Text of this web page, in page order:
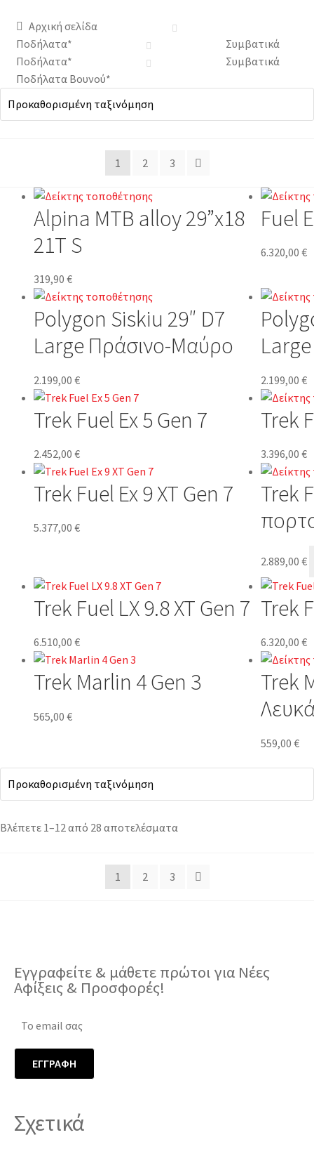
Αρχική σελίδα
Ποδήλατα*
Συμβατικά
Ποδήλατα*
Συμβατικά
Ποδήλατα Βουνού*
1 2 3
Alpina MTB alloy 29”x18
21T S
319,90 €
Fuel
6.320,00 €
Polygon Siskiu 29″ D7
Large Πράσινο-Μαύρο
2.199,00 € 2.199,00 €
Trek Fuel Ex 5 Gen 7
2.452,00 €
Trek
3.396,00 €
Trek Fuel Ex 9 XT Gen 7
5.377,00 €
Trek
2.889,00 €
Trek Fuel LX 9.8 XT Gen 7
6.510,00 €
Trek
6.320,00 €
Trek Marlin 4 Gen 3
565,00 €
Trek
559,00 €
Βλέπετε 1–12 από 28 αποτελέσματα
1 2 3
Εγγραφείτε & μάθετε πρώτοι για Νέες
Αφίξεις & Προσφορές!
Σχετικά